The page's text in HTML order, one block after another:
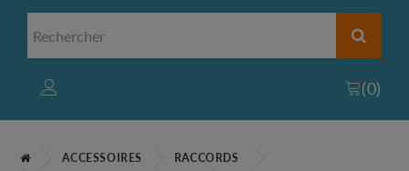
(0)
ACCESSOIRES
RACCORDS